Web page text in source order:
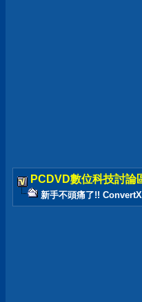
PCDVD數位科技討論
新手不頭痛了!!